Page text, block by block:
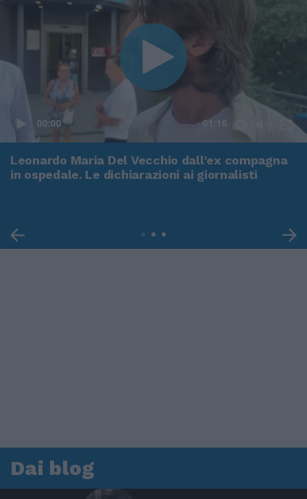
00:00 01:16
Leonardo Maria Del Vecchio dall'ex compagna
in ospedale. Le dichiarazioni ai giornalisti
Dai blog